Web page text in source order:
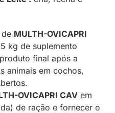
MULTH-OVICAPRI
kg de suplemento
final após a
animais em cochos,
OVICAPRI CAV em
de ração e fornecer o